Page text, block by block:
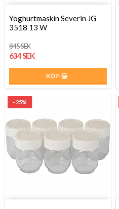
Yoghurtmaskin Severin JG
3518 13 W
845 SEK
634 SEK
KÖP
- 25%